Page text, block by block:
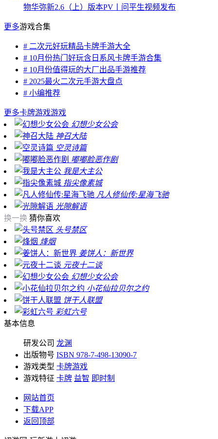
物华弥新2.6（上）版本PV丨问平生视频发布
更多游戏合集
# 二次元好玩精品卡牌手游大全
# 10月份热门好玩含日系风卡牌手游合集
# 10月份值得玩的大厂出品手游推荐
# 2025最火二次元手游大盘点
# 小编推荐
更多卡牌游戏游戏
幻想少女公会
神召大陆
空灵诗篇
嘟嘟脸恶作剧
我是大主公
指尖像素城
凡人修仙传:星海飞驰
光隙解语
换一换 猜你喜欢
头号禁区
烽烟
姜饼人：新世界
元夜十二谈
幻想少女公会
小花仙拉贝尔之约
饼干人联盟
彩虹六号
基本信息
研发公司 龙渊
出版物号 ISBN 978-7-498-13090-7
游戏类型 卡牌游戏
游戏特征 卡牌 益智 即时制
网站首页
下载APP
返回顶部